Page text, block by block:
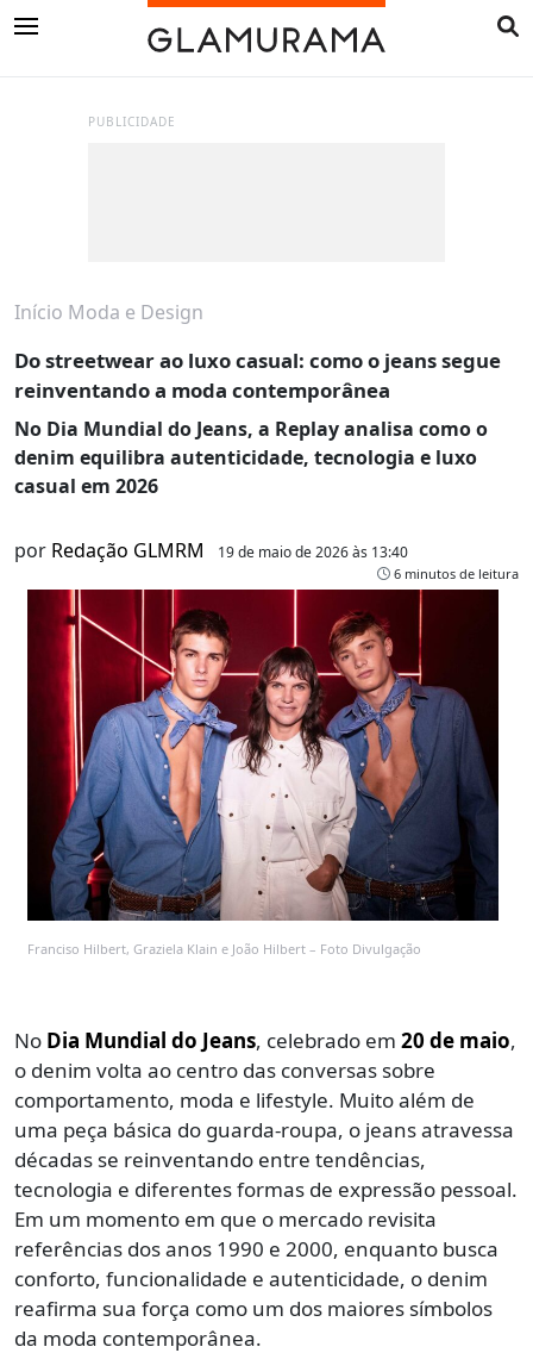
PUBLICIDADE
Início Moda e Design
Do streetwear ao luxo casual: como o jeans segue
reinventando a moda contemporânea
No Dia Mundial do Jeans, a Replay analisa como o
denim equilibra autenticidade, tecnologia e luxo
casual em 2026
por Redação GLMRM 19 de maio de 2026 às 13:40
6 minutos de leitura
Franciso Hilbert, Graziela Klain e João Hilbert – Foto Divulgação
No Dia Mundial do Jeans, celebrado em 20 de maio,
o denim volta ao centro das conversas sobre
comportamento, moda e lifestyle. Muito além de
uma peça básica do guarda-roupa, o jeans atravessa
décadas se reinventando entre tendências,
tecnologia e diferentes formas de expressão pessoal.
Em um momento em que o mercado revisita
referências dos anos 1990 e 2000, enquanto busca
conforto, funcionalidade e autenticidade, o denim
reafirma sua força como um dos maiores símbolos
da moda contemporânea.